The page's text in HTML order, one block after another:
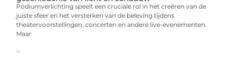
Podiumverlichting speelt een cruciale rol in het creëren van de
juiste sfeer en het versterken van de beleving tijdens
theatervoorstellingen, concerten en andere live-evenementen.
Maar